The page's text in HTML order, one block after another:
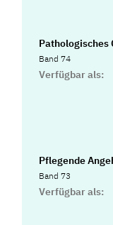
Pathologisches
Band 74
Verfügbar als:
Pflegende
Band 73
Verfügbar als: